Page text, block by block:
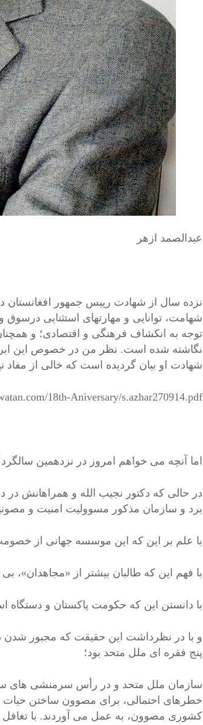
عبدالصمد ازهر ۲۷
نزده سال از شهادت رییس جمهور
شهامت، توانایی و مهارتهای استثنایی
توجه به انکشاف فرهنگی و اقتصادی؛ و
نگاشته شده است. نظر من در خصوص این ابر
شهادت او بیان گردیده است که خالی از
18th-Aniversary/s.azhar270914.pdf
اما آنچه می خواهم امروز در نزدهمین
در حالی که دکتور نجیب الله و همراهانش
برد و سازمان مذکور مسوولیت امنیت و
با علم بر این که این موسسه جهانی از خصومت
با فهم این که طالبان بیشتر از «مجاهدان»،
با دانستن این که حکومت پاکستان و دستگاه
و با در نظرداشت این حقیقت که مجبور شدن
پنج فقره ای ملل متحد بود؛
سازمان ملل متحد و در رأس سرمنشی های
خطرهای احتمالی، برای مصوون ساختن حیات
کشوری مصوون، به عمل می آوردند. با تغافل